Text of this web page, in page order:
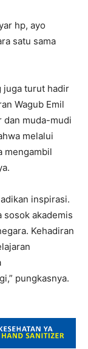
hp, ayo
satu sama
juga turut hadir
Wagub Emil
dan muda-mudi
melalui
mengambil
inspirasi.
sosok akademis
Kehadiran
pungkasnya.